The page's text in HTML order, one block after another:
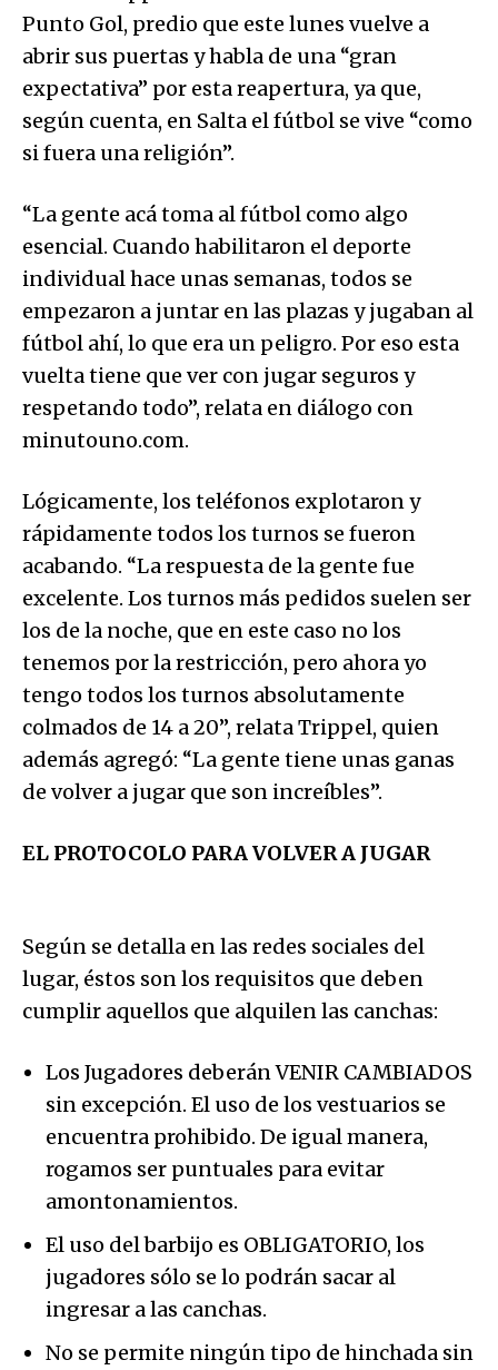
Punto Gol, predio que este lunes vuelve a
abrir sus puertas y habla de una “gran
expectativa” por esta reapertura, ya que,
según cuenta, en Salta el fútbol se vive “como
si fuera una religión”.
“La gente acá toma al fútbol como algo
esencial. Cuando habilitaron el deporte
individual hace unas semanas, todos se
empezaron a juntar en las plazas y jugaban al
fútbol ahí, lo que era un peligro. Por eso esta
vuelta tiene que ver con jugar seguros y
respetando todo”, relata en diálogo con
minutouno.com.
Lógicamente, los teléfonos explotaron y
rápidamente todos los turnos se fueron
acabando. “La respuesta de la gente fue
excelente. Los turnos más pedidos suelen ser
los de la noche, que en este caso no los
tenemos por la restricción, pero ahora yo
tengo todos los turnos absolutamente
colmados de 14 a 20”, relata Trippel, quien
además agregó: “La gente tiene unas ganas
de volver a jugar que son increíbles”.
EL PROTOCOLO PARA VOLVER A JUGAR
Según se detalla en las redes sociales del
lugar, éstos son los requisitos que deben
cumplir aquellos que alquilen las canchas:
Los Jugadores deberán VENIR CAMBIADOS
sin excepción. El uso de los vestuarios se
encuentra prohibido. De igual manera,
rogamos ser puntuales para evitar
amontonamientos.
El uso del barbijo es OBLIGATORIO, los
jugadores sólo se lo podrán sacar al
ingresar a las canchas.
No se permite ningún tipo de hinchada sin